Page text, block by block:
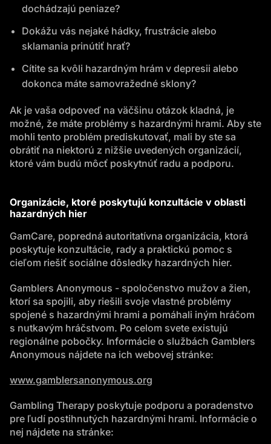
dochádzajú peniaze?
Dokážu vás nejaké hádky, frustrácie alebo
sklamania prinútiť hrať?
Cítite sa kvôli hazardným hrám v depresii alebo
dokonca máte samovražedné sklony?
Ak je vaša odpoveď na väčšinu otázok kladná, je
možné, že máte problémy s hazardnými hrami. Aby ste
mohli tento problém prediskutovať, mali by ste sa
obrátiť na niektorú z nižšie uvedených organizácií,
ktoré vám budú môcť poskytnúť radu a podporu.
Organizácie, ktoré poskytujú konzultácie v oblasti
hazardných hier
GamCare, popredná autoritatívna organizácia, ktorá
poskytuje konzultácie, rady a praktickú pomoc s
cieľom riešiť sociálne dôsledky hazardných hier.
Gamblers Anonymous - spoločenstvo mužov a žien,
ktorí sa spojili, aby riešili svoje vlastné problémy
spojené s hazardnými hrami a pomáhali iným hráčom
s nutkavým hráčstvom. Po celom svete existujú
regionálne pobočky. Informácie o službách Gamblers
Anonymous nájdete na ich webovej stránke:
www.gamblersanonymous.org
Gambling Therapy poskytuje podporu a poradenstvo
pre ľudí postihnutých hazardnými hrami. Informácie o
nej nájdete na stránke: